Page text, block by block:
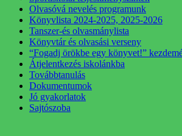
Olvasóvá nevelés programunk
Könyvlista 2024-2025, 2025-2026
Tanszer-és olvasmánylista
Könyvtár és olvasási verseny
“Fogadj örökbe egy könyvet!”
Átjelentkezés iskolánkba
Továbbtanulás
Dokumentumok
Jó gyakorlatok
Sajtószoba